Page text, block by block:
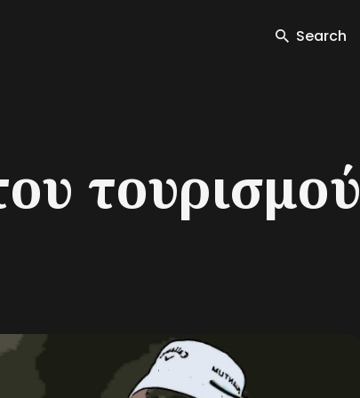
Search
τουρισμού